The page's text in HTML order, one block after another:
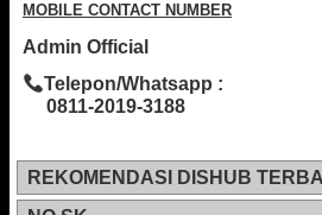
MOBILE CONTACT NUMBER
Admin Official
Telepon/Whatsapp :
0811-2019-3188
REKOMENDASI DISHUB